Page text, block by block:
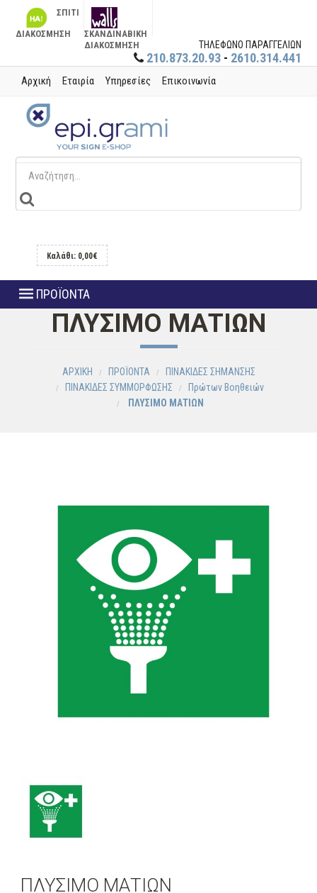
ΣΠΙΤΙ
ΔΙΑΚΟΣΜΗΣΗ
ΣΚΑΝΔΙΝΑΒΙΚΗ
ΔΙΑΚΟΣΜΗΣΗ
ΤΗΛΕΦΩΝΟ ΠΑΡΑΓΓΕΛΙΩΝ
210.873.20.93 - 2610.314.441
Αρχική Εταιρία Υπηρεσίες Επικοινωνία
Καλάθι: 0,00€
ΠΡΟΪΟΝΤΑ
ΠΛΥΣΙΜΟ ΜΑΤΙΩΝ
ΑΡΧΙΚΗ ΠΡΟΪΟΝΤΑ
ΠΙΝΑΚΙΔΕΣ ΣΗΜΑΝΣΗΣ
ΠΙΝΑΚΙΔΕΣ ΣΥΜΜΟΡΦΩΣΗΣ
Πρώτων Βοηθειών
ΠΛΥΣΙΜΟ ΜΑΤΙΩΝ
ΠΛΥΣΙΜΟ ΜΑΤΙΩΝ